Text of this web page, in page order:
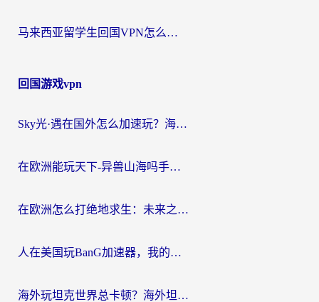
马来西亚留学生回国VPN怎么选？3个避坑点+1款实测好用的加速器推荐
回国游戏vpn
Sky光·遇在国外怎么加速玩？海外党亲测有效的国服游戏加速指南
在欧洲能玩天下-异兽山海吗手游？海外玩家的加速器生存指南
在欧洲怎么打绝地求生：未来之役不卡？留学生亲测的加速器避坑指南
人在美国玩BanG加速器，我的延迟终于绿了
海外玩坦克世界总卡顿？海外坦克世界加速器有哪些？实测好用的选择在这里